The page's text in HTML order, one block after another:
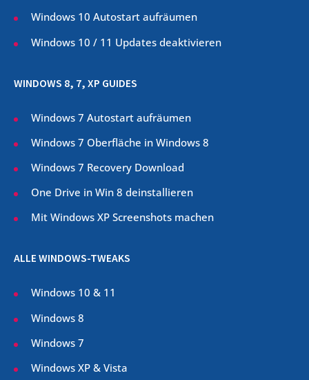
Windows 10 Autostart aufräumen
Windows 10 / 11 Updates deaktivieren
WINDOWS 8, 7, XP GUIDES
Windows 7 Autostart aufräumen
Windows 7 Oberfläche in Windows 8
Windows 7 Recovery Download
One Drive in Win 8 deinstallieren
Mit Windows XP Screenshots machen
ALLE WINDOWS-TWEAKS
Windows 10 & 11
Windows 8
Windows 7
Windows XP & Vista